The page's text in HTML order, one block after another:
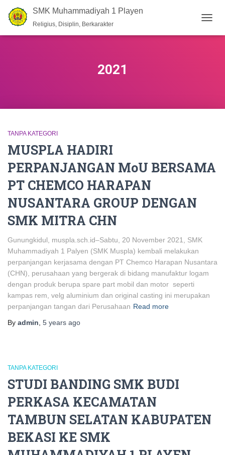
SMK Muhammadiyah 1 Playen
Religius, Disiplin, Berkarakter
2021
TANPA KATEGORI
MUSPLA HADIRI
PERPANJANGAN MoU BERSAMA
PT CHEMCO HARAPAN
NUSANTARA GROUP DENGAN
SMK MITRA CHN
Gunungkidul, muspla.sch.id–Sabtu, 20 November 2021, SMK
Muhammadiyah 1 Palyen (SMK Muspla) kembali melakukan
perpanjangan kerjasama dengan PT Chemco Harapan Nusantara
(CHN), perusahaan yang bergerak di bidang manufaktur logam
dengan produk berupa spare part mobil dan motor seperti
kampas rem, velg aluminium dan original casting ini merupakan
perpanjangan tangan dari Perusahaan Read more
By admin 5 years ago
TANPA KATEGORI
STUDI BANDING SMK BUDI
PERKASA KECAMATAN
TAMBUN SELATAN KABUPATEN
BEKASI KE SMK